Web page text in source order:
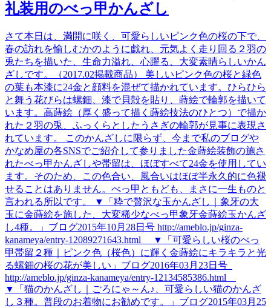
礼装用のべっ甲かんざし
さて本日は、満開に咲く、可愛らしいピンク色の桜の下で、
春の訪れを愉しむかのように戯れ、元気よく走り回る２羽の
兎たちを描いた、生命力溢れ、心躍る、大変素晴らしいかん
ざしです。（2017.02掲載商品） 美しいピンク色の桜と緑色
の葉も本漆に24金と顔料を混ぜて描かれています。ひらひら
と舞う花びらは螺鈿、漆で貝殻を貼り、蒔絵で輪郭を描いて
います。高蒔絵（厚く盛って描く蒔絵技法のひとつ）で描か
れた２羽の兎、ふっくらとしたうさぎの輪郭が見事に表現さ
れています。 このかんざしに限らず、今まで私のブログや
かなめ屋の各SNSでご紹介して参りました金蒔絵装飾の施さ
れたべっ甲かんざしや帯留は、ほぼすべて24金を使用してい
ます。そのため、この色合い、風合いはほぼ半永久的に色褪
せることはありません。べっ甲ともども、まさに一生ものと
言われる所以です。 ▼「粋で贅沢な玉かんざし｜象牙の大
玉に金蒔絵を施した、大変稀少なべっ甲象牙金蒔絵玉かんざ
し4種。」ブログ2015年10月28日号 http://ameblo.jp/ginza-
kanameya/entry-12089271643.html ▼「可愛らしい桜のべっ
甲帯留２種｜ピンク色（桜色）に輝く金蒔絵にキラキラと光
る螺鈿の桜の花が美しい」ブログ2016年03月23日号
http://ameblo.jp/ginza-kanameya/entry-12134585386.html
▼「猫のかんざし｜ごろにゃ～ん♪、可愛らしい猫のかんざ
し３種。普段のお着物にお勧めです。」ブログ2015年03月25